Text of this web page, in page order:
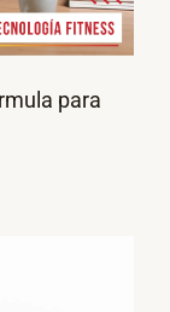
para